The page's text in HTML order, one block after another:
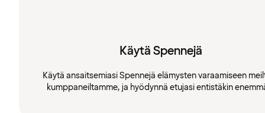
Käytä Spennejä
Käytä ansaitsemiasi Spennejä elämysten varaamiseen
kumppaneiltamme, ja hyödynnä etujasi entistäkin